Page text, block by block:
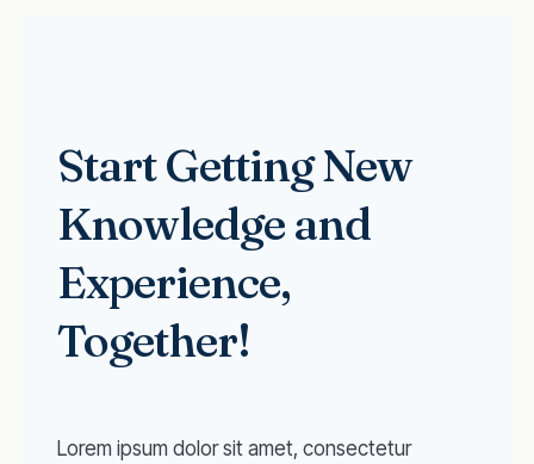
Start Getting New
Knowledge and
Experience,
Together!
Lorem ipsum dolor sit amet, consectetur